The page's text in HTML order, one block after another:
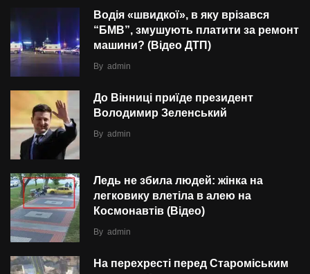
Водія «швидкої», в яку врізався
“БMВ”, змушують платити за ремонт
машини? (Відео ДТП)
By admin
До Вінниці приїде президент
Володимир Зеленський
By admin
Ледь не збила людей: жінка на
легковику влетіла в алею на
Космонавтів (Відео)
By admin
На перехресті перед Староміським